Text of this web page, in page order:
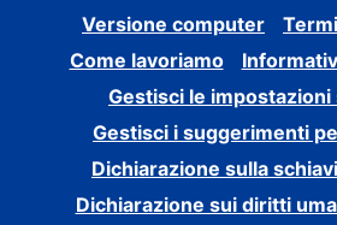
Versione computer
Come lavoriamo
Gestisci le impostazioni
Gestisci i suggerimenti
Dichiarazione sulla
Dichiarazione sui diritti